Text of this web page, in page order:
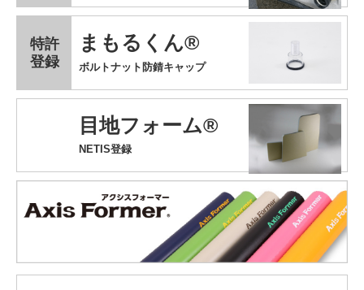
まもるくん®
特許
登録
ボルトナット防錆キャップ
目地フォーム®
NETIS登録